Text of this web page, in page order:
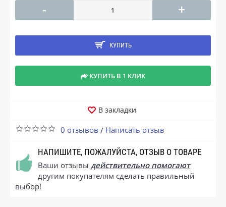
- +
КУПИТЬ
КУПИТЬ В 1 КЛИК
В закладки
0 отзывов / Написать отзыв
НАПИШИТЕ, ПОЖАЛУЙСТА, ОТЗЫВ О ТОВАРЕ
Ваши отзывы действительно помогают
другим покупателям сделать правильный
выбор!